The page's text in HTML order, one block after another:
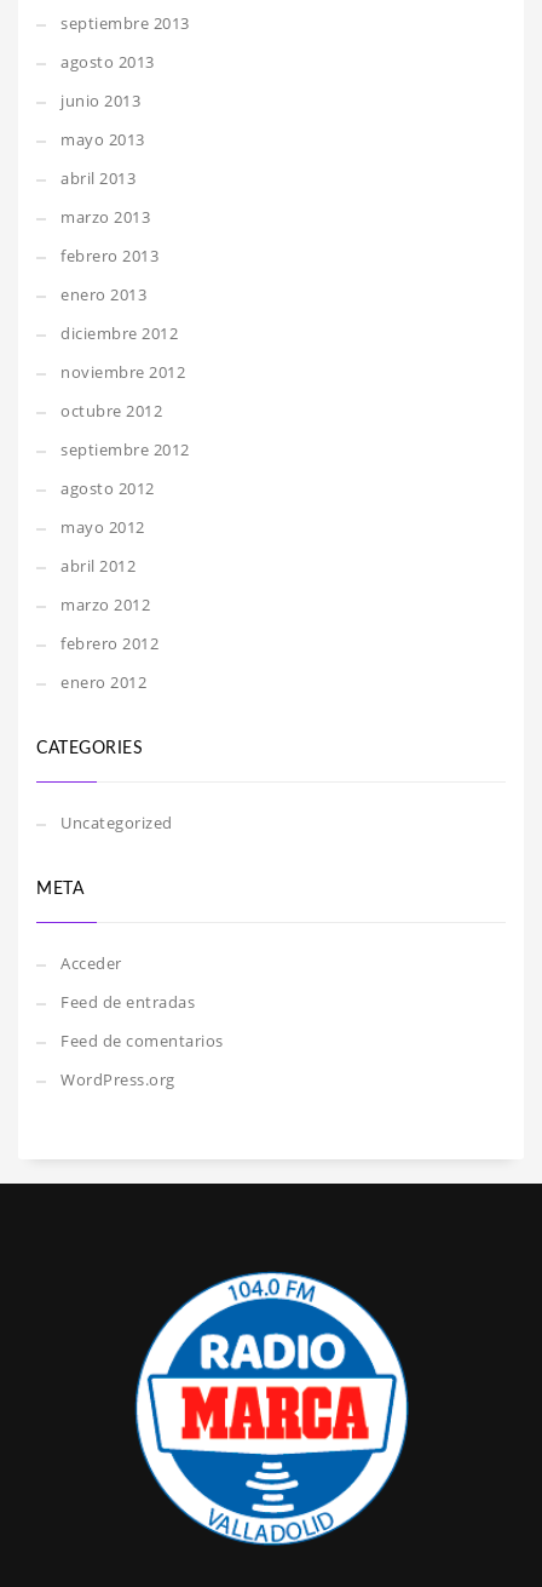
septiembre 2013
agosto 2013
junio 2013
mayo 2013
abril 2013
marzo 2013
febrero 2013
enero 2013
diciembre 2012
noviembre 2012
octubre 2012
septiembre 2012
agosto 2012
mayo 2012
abril 2012
marzo 2012
febrero 2012
enero 2012
CATEGORIES
Uncategorized
META
Acceder
Feed de entradas
Feed de comentarios
WordPress.org